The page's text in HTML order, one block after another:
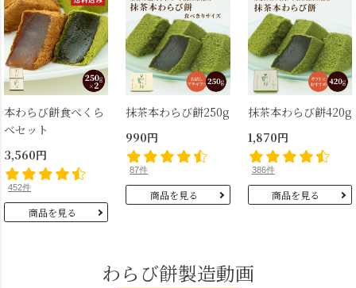
本わらび餅食べくら
べセット
3,560円
452件
商品を見る
抹茶本わらび餅250g
990円
87件
商品を見る
抹茶本わらび餅420g
1,870円
386件
商品を見る
わらび餅製造動画